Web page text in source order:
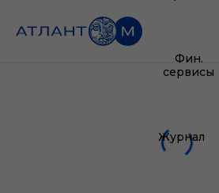
Фин.
сервисы
Журнал